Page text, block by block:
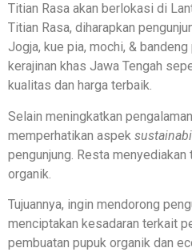
Titian Rasa akan berlokasi di
Titian Rasa, diharapkan
Jogja, kue pia, mochi, &
kerajinan khas Jawa Tengah
kualitas dan harga terbaik.
Selain meningkatkan
memperhatikan aspek
pengunjung. Resta
organik.
Tujuannya, ingin mendorong
menciptakan kesadaran terkait
pembuatan pupuk organik dan